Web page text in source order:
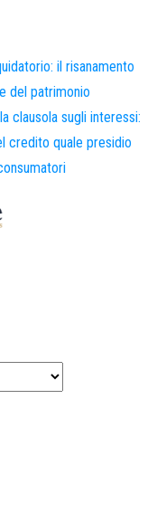
il risanamento
del patrimonio
clausola sugli interessi:
credito quale presidio